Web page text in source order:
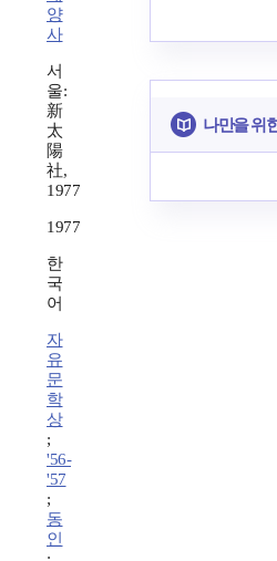
양
사
서
울:
新
太
陽
社,
1977
1977
한
국
어
자
유
문
학
상
;
'56-
'57
;
동
인
나만을 위